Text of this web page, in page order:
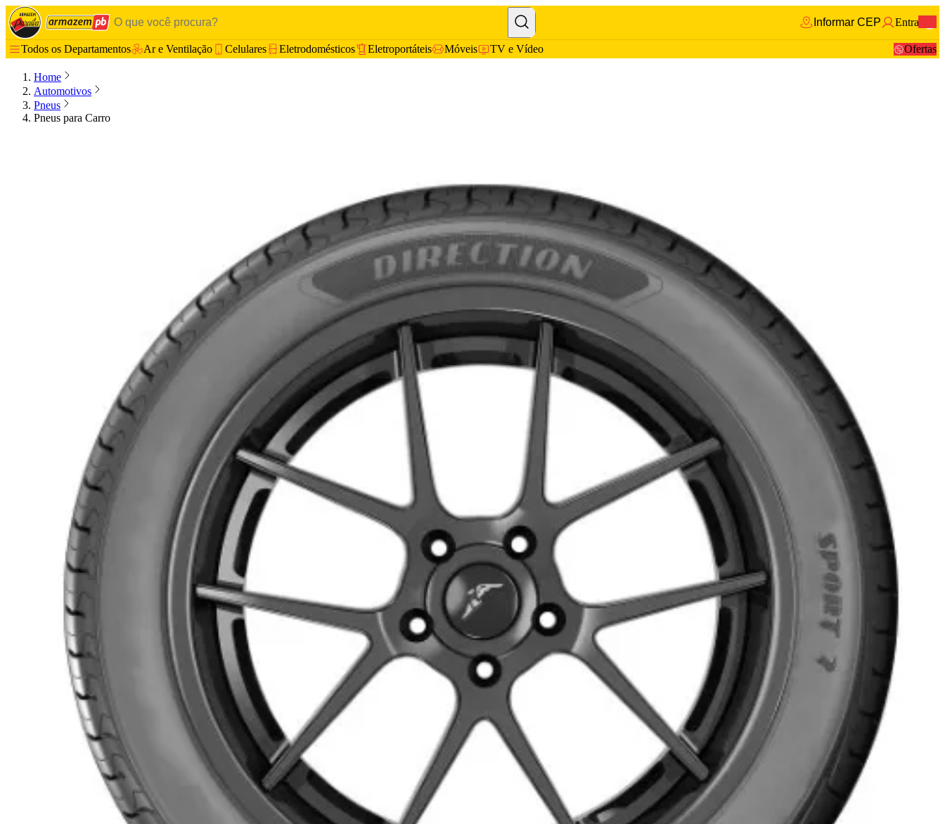
Informar CEP Entrar
Todos os Departamentos Ar e Ventilação Celulares Eletrodomésticos Eletroportáteis Móveis TV e Vídeo Ofertas
Home
Automotivos
Pneus
Pneus para Carro